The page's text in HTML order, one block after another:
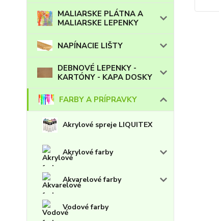
MALIARSKE PLÁTNA A
MALIARSKE LEPENKY
NAPÍNACIE LIŠTY
DEBNOVÉ LEPENKY -
KARTÓNY - KAPA DOSKY
FARBY A PRÍPRAVKY
Akrylové spreje LIQUITEX
Akrylové farby
Akvarelové farby
Vodové farby